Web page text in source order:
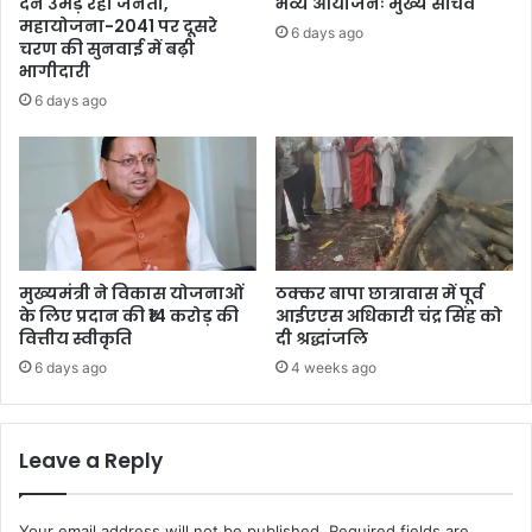
महायोजना-2041 पर दूसरे
चरण की सुनवाई में बढ़ी
भागीदारी
6 days ago
6 days ago
मुख्यमंत्री ने विकास योजनाओं
के लिए प्रदान की ₹14 करोड़ की
वित्तीय स्वीकृति
6 days ago
ठक्कर बापा छात्रावास में पूर्व
आईएएस अधिकारी चंद्र सिंह को
दी श्रद्धांजलि
4 weeks ago
Leave a Reply